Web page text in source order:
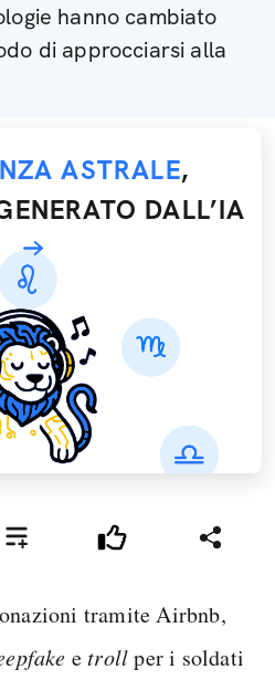
hanno cambiato
di approcciarsi alla
ASTRALE,
DALL’IA
tramite Airbnb,
etrollper i soldati